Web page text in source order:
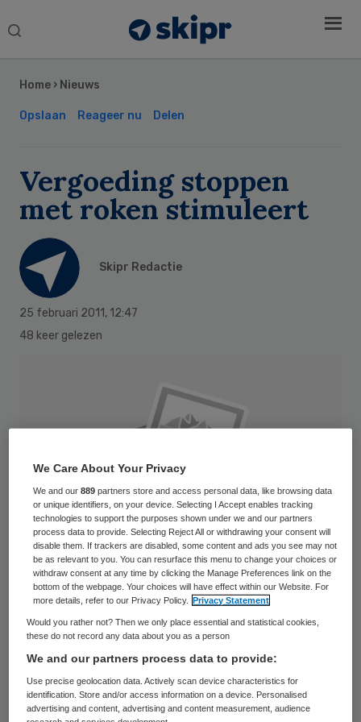
Search
Home › Nieuws
Opslaan Reageer nu Delen
Vergoeding stoppen
met roken stimuleert
Skipr Redactie
25 februari 2011, 12:47
48 keer gelezen
Antirookorganisatie Stivoro is blij. Dit jaar
proberen tot wel tien keer meer mensen
begeleid van het roken af te komen dan in
andere jaren. Dat meldt de Telegraaf.
Sidebar
We Care About Your Privacy
We and our889 partners store and access personal data, like browsing data
or unique identifiers, on your device. Selecting I Accept enables tracking
technologies to support the purposes shown under we and our partners
process data to provide. Selecting Reject All or withdrawing your consent will
disable them. If trackers are disabled, some content and ads you see may not
be as relevant to you. You can resurface this menu to change your choices or
withdraw consent at any time by clicking the Manage Preferences link on the
bottom of the webpage. Your choices will have effect within our Website. For
more details, refer to our Privacy Policy.
Privacy Statement
Would you rather not? Then we only place essential and statistical cookies,
these do not record any data about you as a person
We and our partners process data to provide:
Use precise geolocation data. Actively scan device characteristics for
identification. Store and/or access information on a device. Personalised
advertising and content, advertising and content measurement, audience